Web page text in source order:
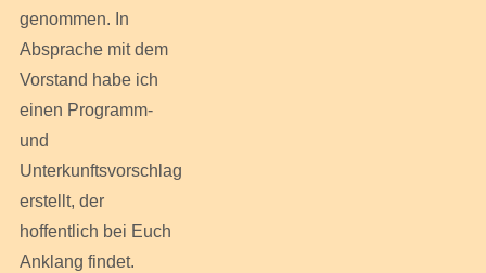
genommen. In
Absprache mit dem
Vorstand habe ich
einen Programm-
und
Unterkunftsvorschlag
erstellt, der
hoffentlich bei Euch
Anklang findet.